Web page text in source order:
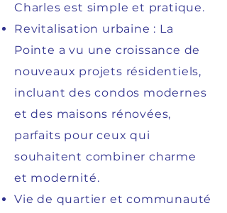
Charles est simple et pratique.
Revitalisation urbaine : La
Pointe a vu une croissance de
nouveaux projets résidentiels,
incluant des condos modernes
et des maisons rénovées,
parfaits pour ceux qui
souhaitent combiner charme
et modernité.
Vie de quartier et communauté